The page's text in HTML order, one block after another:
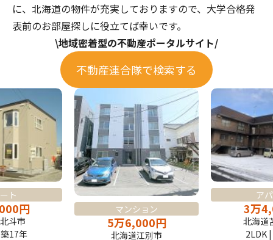
に、北海道の物件が充実しておりますので、大学合格発
表前のお部屋探しに役立てば幸いです。
\地域密着型の不動産ポータルサイト/
不動産連合隊で検索する
ト
円
斗市
17年
マンション
5万6,000円
北海道江別市
ア
3万
北海道
2LDK